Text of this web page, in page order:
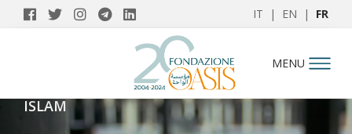
IT | EN | FR
MENU
ISLAM